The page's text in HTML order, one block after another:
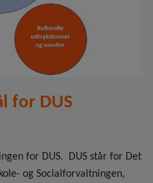
for DUS
for DUS. DUS står for Det
og Socialforvaltningen,